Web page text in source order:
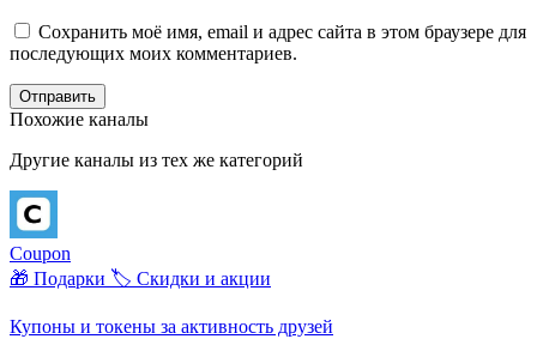
Сохранить моё имя, email и адрес сайта в этом браузере для
последующих моих комментариев.
Отправить
Похожие каналы
Другие каналы из тех же категорий
Coupon
🎁 Подарки 🏷️ Скидки и акции
Купоны и токены за активность друзей